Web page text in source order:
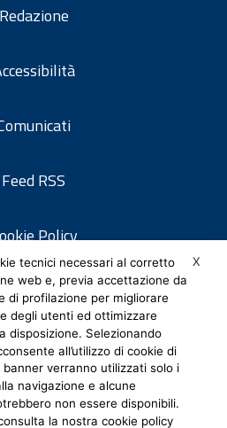
Redazione
Feed RSS
Policy
privacy
legali
Media Policy
X
tecnici necessari al corretto
web e, previa accettazione da
di profilazione per migliorare
degli utenti ed ottimizzare
disposizione. Selezionando
all’utilizzo di cookie di
verranno utilizzati solo i
navigazione e alcune
non essere disponibili.
la nostra cookie policy